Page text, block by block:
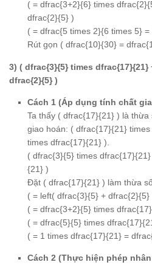
( = dfrac{3+2}{6} times
dfrac{2}{5} )
( = dfrac{5 times 2}{6 times 5}
Rút gọn ( dfrac{10}{30} =
3) ( dfrac{3}{5} times dfrac{17}{21}
dfrac{2}{5} )
Cách 1 (Áp dụng tính chất
Ta thấy ( dfrac{17}{21} ) là
giao hoán: ( dfrac{17}{21}
times dfrac{17}{21} ).
( dfrac{3}{5} times
{21} )
Đặt ( dfrac{17}{21} ) làm thừa
( = left( dfrac{3}{5} +
( = dfrac{3+2}{5} times
( = dfrac{5}{5} times
( = 1 times dfrac{17}{21} =
Cách 2 (Thực hiện phép